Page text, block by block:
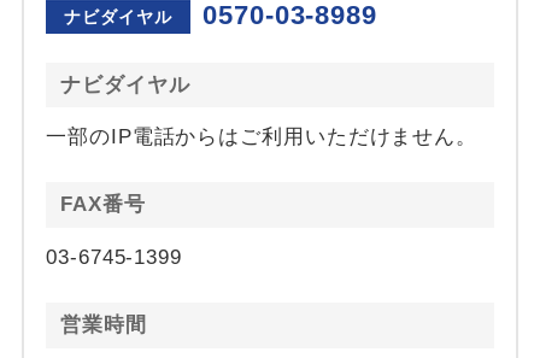
ナビダイヤル 0570-03-8989
ナビダイヤル
一部のIP電話からはご利用いただけません。
FAX番号
03-6745-1399
営業時間